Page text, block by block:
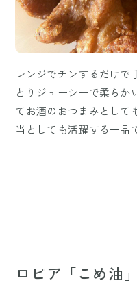
レンジでチンするだけで
とりジューシーで柔らか
てお酒のおつまみとして
当としても活躍する一品
ロピア「こめ油」